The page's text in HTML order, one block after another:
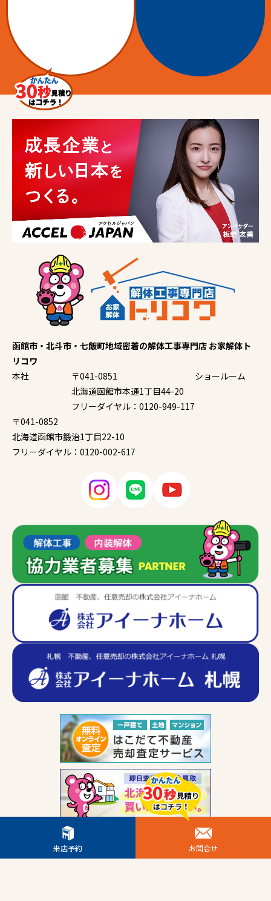
函館市・北斗市・七飯町地域密着の解体工事専門店 お家解体ト
リコワ
本社
〒041-0851
北海道函館市本通1丁目44-20
フリーダイヤル：0120-949-117
ショールーム
〒041-0852
北海道函館市鍛治1丁目22-10
フリーダイヤル：0120-002-617
来店予約 お問合せ